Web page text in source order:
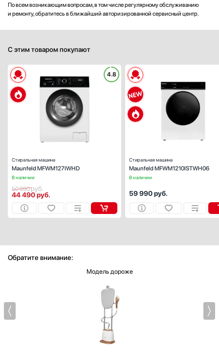
По всем возникающим вопросам, в том числе регулярному обслуживанию
и ремонту, обратитесь в ближайший авторизированной сервисный центр.
С этим товаром покупают
4.8
В наличии
Стиральная машина
Maunfeld MFWM127IWHD
Тип установки:
Максимальная загрузка (кг):
Скорость отжима (об/мин):
Управление:
Количество режимов стирки:
50 990руб.
44 490руб.
В наличии
Стиральная машина
Maunfeld MFWM1210ISTWH06
59 990руб.
Обратите внимание:
Модель дороже